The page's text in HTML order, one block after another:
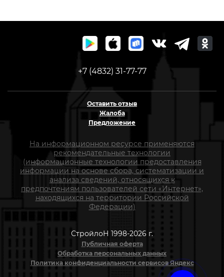
+7 (4832) 31-77-77
Оставить отзыв
Жалоба
Предложение
На информационном ресурсе применяются
рекомендательные технологии
(информационные технологии предоставления
информации на основе сбора, систематизации и
анализа сведений, относящихся к
предпочтениям пользователей сети «Интернет»,
находящихся на территории Российской
Федерации)
СтройлоН 1998-2026 г.
Публичная оферта
Обработка персональных данных
Политика конфиденциальности сервисов Яндекс